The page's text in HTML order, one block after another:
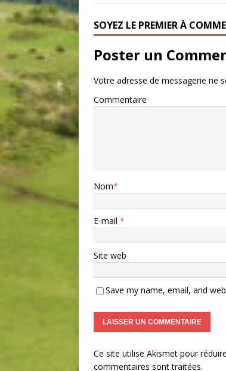
SOYEZ LE PREMIER À
Poster un
Votre adresse de messagerie ne
Commentaire
Nom*
E-mail *
Site web
Save my name, email, and
Ce site utilise Akismet pour
commentaires sont traitées.